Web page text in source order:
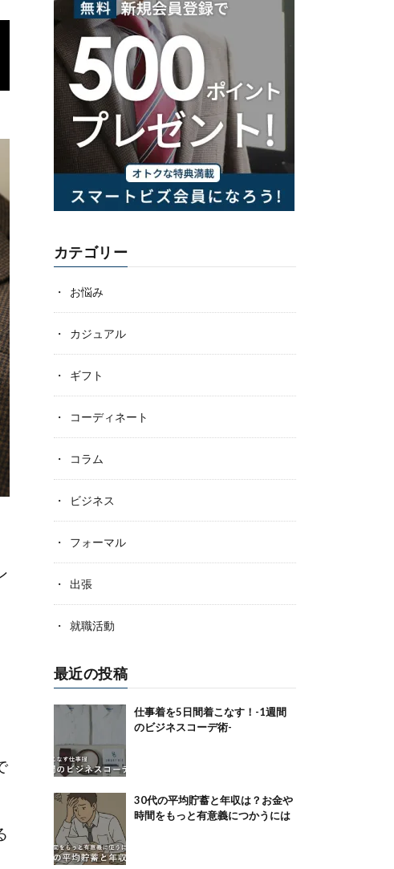
カテゴリー
お悩み
カジュアル
ギフト
コーディネート
コラム
ビジネス
フォーマル
出張
就職活動
最近の投稿
仕事着を5日間着こなす！-1週間
のビジネスコーデ術-
30代の平均貯蓄と年収は？お金や
時間をもっと有意義につかうには